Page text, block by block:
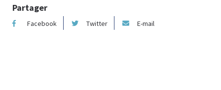
Partager
Facebook Twitter E-mail